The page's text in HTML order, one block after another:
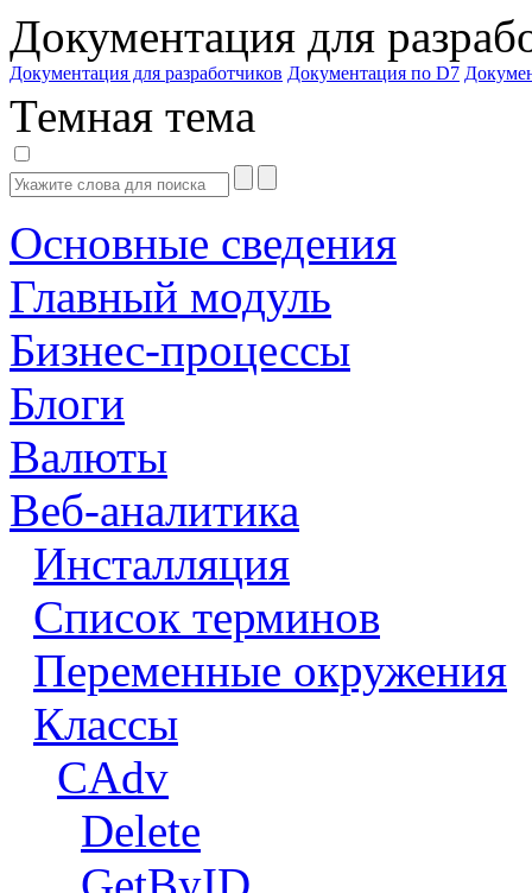
Документация для
Документация для разработчиков Документация по D7
Темная тема
Основные сведения
Главный модуль
Бизнес-процессы
Блоги
Валюты
Веб-аналитика
Инсталляция
Список терминов
Переменные окружения
Классы
CAdv
Delete